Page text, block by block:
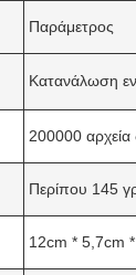
Παράμετρος
Κατανάλωση
200000 αρχεία
Περίπου 145
12cm * 5,7cm